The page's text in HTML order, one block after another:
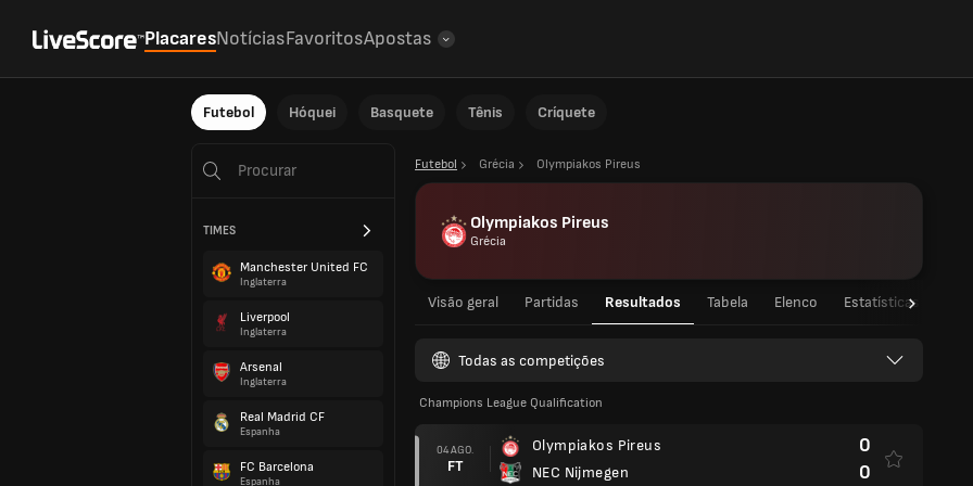
PlacaresNotíciasFavoritosApostas
Futebol Hóquei Basquete Tênis Críquete
TIMES
Manchester United FC
Inglaterra
Liverpool
Inglaterra
Arsenal
Inglaterra
Real Madrid CF
Espanha
FC Barcelona
Espanha
Futebol Grécia Olympiakos Pireus
Olympiakos Pireus
Grécia
Visão geral Partidas Resultados Tabela Elenco Estatísticas de
Todas as competições
Champions League Qualification
04 AGO.
FT
Olympiakos Pireus
NEC Nijmegen
0
0